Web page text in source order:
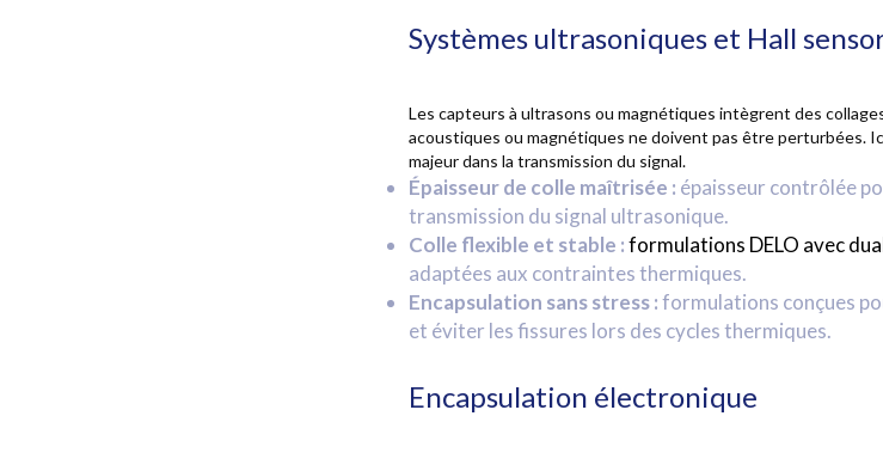
Systèmes ultrasoniques et Hall
Les capteurs à ultrasons ou magnétiques intègrent des
acoustiques ou magnétiques ne doivent pas être perturbées.
majeur dans la transmission du signal.
Épaisseur de colle maîtrisée : épaisseur contrôlée
transmission du signal ultrasonique.
Colle flexible et stable :formulations DELO avec
adaptées aux contraintes thermiques.
Encapsulation sans stress :formulations conçues
et éviter les fissures lors des cycles thermiques.
Encapsulation électronique